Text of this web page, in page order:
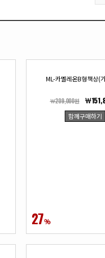
27%
ML-카멜레온B형책상(
￦209,000원 ￦
함께구매하기